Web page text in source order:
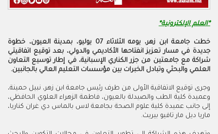
*العلم الإلكترونية*
خطت جامعة ابن زهر، يومه الثلاثاء 07 يوليو، بمدينة العيون، خطوة
جديدة في مسار تعزيز انفتاحها الأكاديمي والدولي، بعد توقيع اتفاقيتي
شراكة مع جامعتين من جزر الكناري الإسبانية، في إطار توسيع التعاون
العلمي والبحثي وتبادل الخبرات بين مؤسسات التعليم العالي بالجانبين.
وجرى توقيع الاتفاقية الأولى من طرف رئيس جامعة ابن زهر، نبيل حمينة،
وعميدة كلية الطب والصيدلة بالعيون، فاطمة الزهراء العلوي الحافظي،
إلى جانب عميدة كلية علوم الصحة بجامعة لاس بالماس دي غران كناريا،
ماريا ديل مار تافيو بيريث.